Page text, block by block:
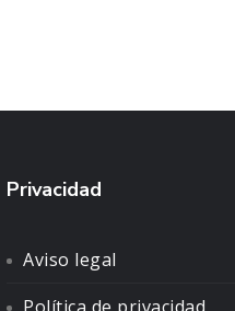
Privacidad
Aviso legal
Política de privacidad